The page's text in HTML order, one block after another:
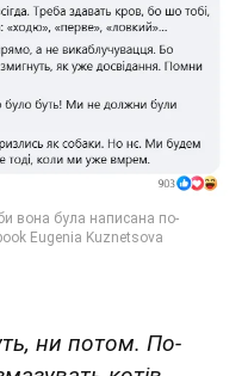
ни потом. По-